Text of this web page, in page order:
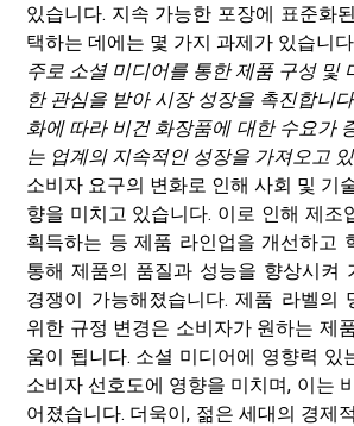
있습니다. 지속 가능한 포장에 표준화
택하는 데에는 몇 가지 과제가 있습니
주로 소셜 미디어를 통한 제품 구성 및
한 관심을 받아 시장 성장을 촉진합니
화에 ​​따라 비건 화장품에 대한 수요가
는 업계의 지속적인 성장을 가져오고
소비자 요구의 변화로 인해 사회 및 기
향을 미치고 있습니다. 이로 인해 제조
획득하는 등 제품 라인업을 개선하고
통해 제품의 품질과 성능을 향상시켜
경쟁이 가능해졌습니다. 제품 라벨의
위한 규정 변경은 소비자가 원하는 제
움이 됩니다. 소셜 미디어에 영향력 있
소비자 선호도에 영향을 미치며, 이는
어졌습니다. 더욱이, 젊은 세대의 경제